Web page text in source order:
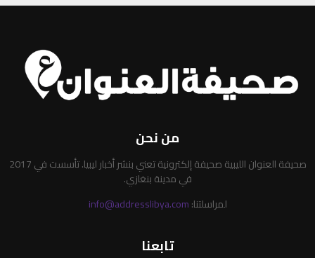
من نحن
صحيفة العنوان الليبية صحيفة إلكترونية تعني بنشر أخبار ليبيا. تأسست في 2017
في مدينة بنغازي.
لمراسلتنا:info@addresslibya.com
تابعنا